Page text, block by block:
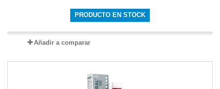
PRODUCTO EN STOCK
Añadir a comparar